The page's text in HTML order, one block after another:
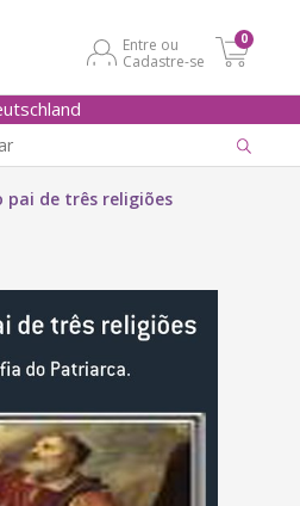
Entre ou
Cadastre-se
0
pai de três religiões